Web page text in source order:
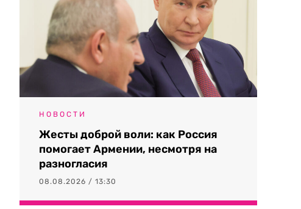
НОВОСТИ
Жесты доброй воли: как Россия
помогает Армении, несмотря на
разногласия
08.08.2026 / 13:30